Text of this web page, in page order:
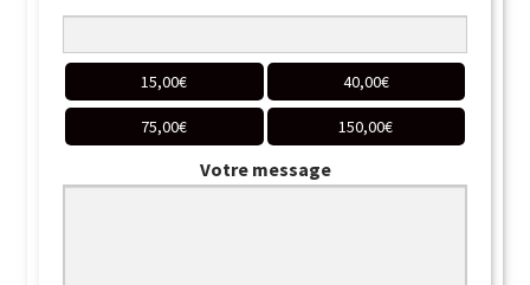
15,00€ 40,00€
75,00€ 150,00€
Votre message